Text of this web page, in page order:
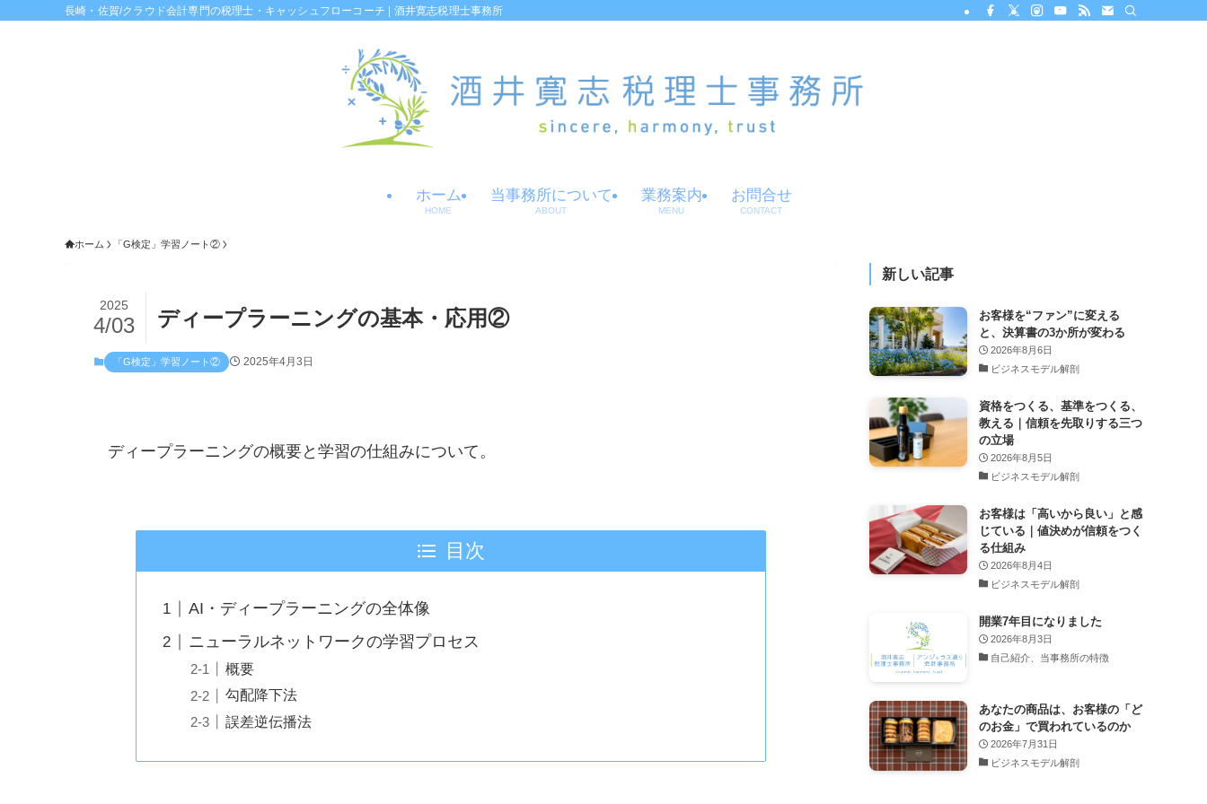
長崎・佐賀/クラウド会計専門の税理士・キャッシュフローコーチ | 酒井寛志税理士事務所
ホーム
HOME
当事務所について
ABOUT
業務案内
MENU
お問合せ
CONTACT
ホーム 「G検定」学習ノート②
ディープラーニングの基本・応用②
2025
4/03
「G検定」学習ノート② 2025年4月3日
ディープラーニングの概要と学習の仕組みについて。
目次
AI・ディープラーニングの全体像
ニューラルネットワークの学習プロセス
概要
勾配降下法
誤差逆伝播法
新しい記事
お客様を“ファン”に変える
と、決算書の3か所が変わる
2026年8月6日
ビジネスモデル解剖
資格をつくる、基準をつくる、
教える｜信頼を先取りする三つ
の立場
2026年8月5日
ビジネスモデル解剖
お客様は「高いから良い」と感
じている｜値決めが信頼をつく
る仕組み
2026年8月4日
ビジネスモデル解剖
開業7年目になりました
2026年8月3日
自己紹介、当事務所の特徴
あなたの商品は、お客様の「ど
のお金」で買われているのか
2026年7月31日
ビジネスモデル解剖